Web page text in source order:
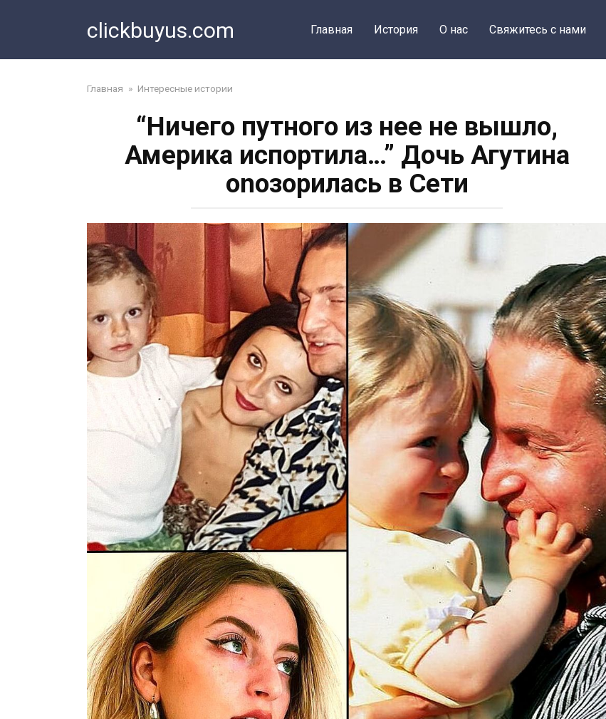
clickbuyus.com Главная История О нас Свяжитесь с нами
Главная » Интересные истории
“Ничего путного из нее не вышло,
Америка испортила…” Дочь Агутина
оnозорилась в Сети